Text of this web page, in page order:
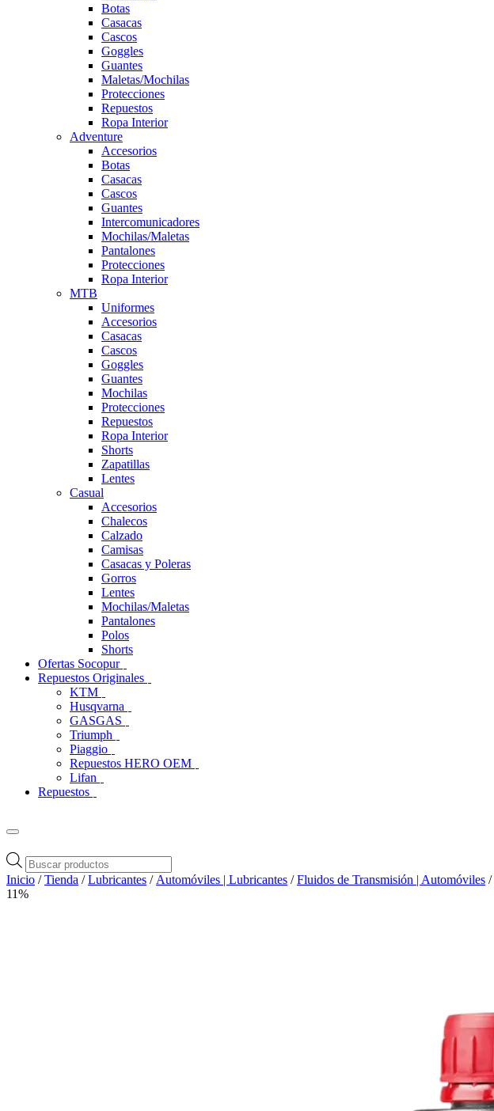
Botas
Casacas
Cascos
Goggles
Guantes
Maletas/Mochilas
Protecciones
Repuestos
Ropa Interior
Adventure
Accesorios
Botas
Casacas
Cascos
Guantes
Intercomunicadores
Mochilas/Maletas
Pantalones
Protecciones
Ropa Interior
MTB
Uniformes
Accesorios
Casacas
Cascos
Goggles
Guantes
Mochilas
Protecciones
Repuestos
Ropa Interior
Shorts
Zapatillas
Lentes
Casual
Accesorios
Chalecos
Calzado
Camisas
Casacas y Poleras
Gorros
Lentes
Mochilas/Maletas
Pantalones
Polos
Shorts
Ofertas Socopur
Repuestos Originales
KTM
Husqvarna
GASGAS
Triumph
Piaggio
Repuestos HERO OEM
Lifan
Repuestos
Búsqueda
de
productos
Inicio /Tienda /Lubricantes / Automóviles | Lubricantes /Fluidos de Transmisión | Automóviles /
11%